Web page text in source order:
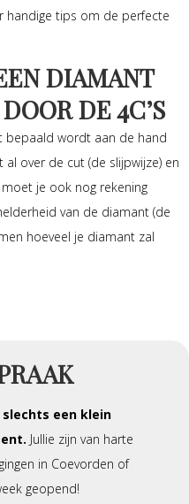
handige tips om de perfecte
DIAMANT
DE 4C’S
bepaald wordt aan de hand
al over de cut (de slijpwijze) en
je ook nog rekening
van de diamant (de
hoeveel je diamant zal
slechts een klein
Jullie zijn van harte
in Coevorden of
geopend!